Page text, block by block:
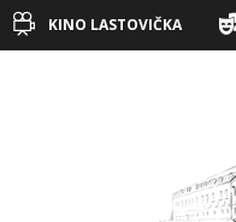
KINO LASTOVIČKA